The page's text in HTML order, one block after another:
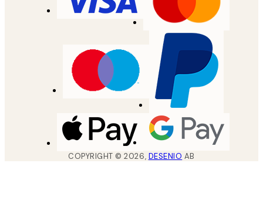
COPYRIGHT ©2026, DESENIO AB